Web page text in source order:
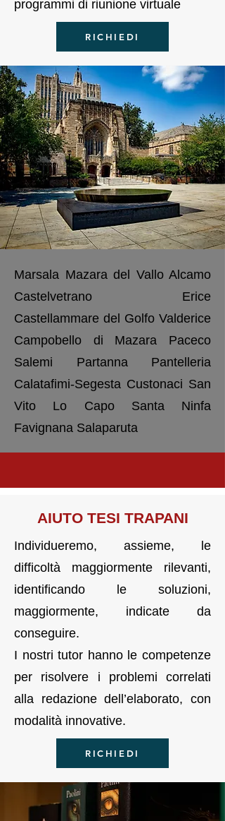
programmi di riunione virtuale
RICHIEDI
Marsala Mazara del Vallo Alcamo
Castelvetrano Erice
Castellammare del Golfo Valderice
Campobello di Mazara Paceco
Salemi Partanna Pantelleria
Calatafimi-Segesta Custonaci San
Vito Lo Capo Santa Ninfa
Favignana Salaparuta
AIUTO TESI TRAPANI
Individueremo, assieme, le
difficoltà maggiormente rilevanti,
identificando le soluzioni,
maggiormente, indicate da
conseguire.
I nostri tutor hanno le competenze
per risolvere i problemi correlati
alla redazione dell’elaborato, con
modalità innovative.
RICHIEDI